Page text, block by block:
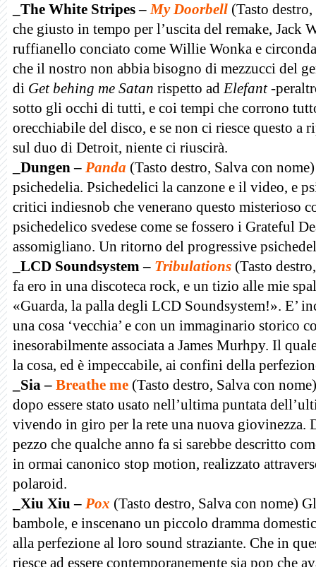
_The White Stripes –My Doorbell (Tasto
che giusto in tempo per l’uscita del remake, Jack
ruffianello conciato come Willie Wonka e
che il nostro non abbia bisogno di mezzucci del
di Get behing me Satan rispetto adElefant-
sotto gli occhi di tutti, e coi tempi che corrono
orecchiabile del disco, e se non ci riesce questo a
sul duo di Detroit, niente ci riuscirà.
_Dungen – Panda (Tasto destro, Salva con
psichedelia. Psichedelici la canzone e il video, e
critici indiesnob che venerano questo misterioso
psichedelico svedese come se fossero i Grateful
assomigliano. Un ritorno del progressive
_LCD Soundsystem – Tribulations (Tasto
fa ero in una discoteca rock, e un tizio alle mie
«Guarda, la palla degli LCD Soundsystem!». E’
una cosa ‘vecchia’ e con un immaginario storico
inesorabilmente associata a James Murhpy. Il
la cosa, ed è impeccabile, ai confini della
_Sia – Breathe me (Tasto destro, Salva con
dopo essere stato usato nell’ultima puntata
vivendo in giro per la rete una nuova giovinezza.
pezzo che qualche anno fa si sarebbe descritto
in ormai canonico stop motion, realizzato
polaroid.
_Xiu Xiu – Pox (Tasto destro, Salva con nome)
bambole, e inscenano un piccolo dramma
alla perfezione al loro sound straziante. Che in
riesce ad essere contemporanemente sia pop che